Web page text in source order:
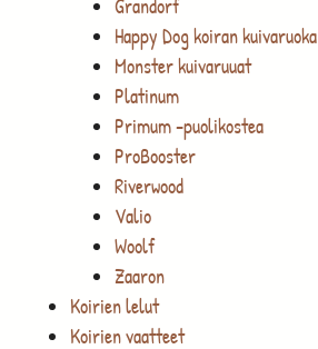
Grandorf
Happy Dog koiran kuivaruoka
Monster kuivaruuat
Platinum
Primum -puolikostea
ProBooster
Riverwood
Valio
Woolf
Zaaron
Koirien lelut
Koirien vaatteet